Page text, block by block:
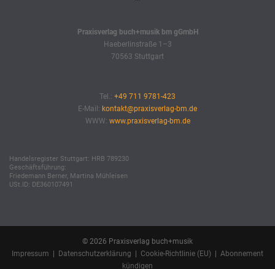
Praxisverlag buch+musik bm gGmbH
Haeberlinstraße 1–3
70563 Stuttgart
Tel.: +49 711 9781-423
E-Mail: kontakt@praxisverlag-bm.de
WWW: www.praxisverlag-bm.de
Handelsregister Stuttgart: HRB 789230
Geschäftsführung:
Friedemann Berner, Martina Mühleisen
USt.ID: DE360107491
© 2026 Praxisverlag buch+musik
Impressum
Datenschutzerklärung Cookie-Richtlinie (EU)
Abonnement
kündigen